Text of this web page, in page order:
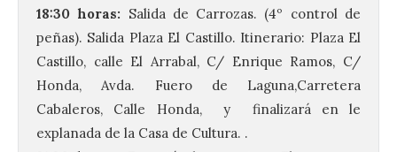
18:30 horas: Salida de Carrozas. (4º control de
peñas). Salida Plaza El Castillo. Itinerario: Plaza El
Castillo, calle El Arrabal, C/ Enrique Ramos, C/
Honda, Avda. Fuero de Laguna,Carretera
Cabaleros, Calle Honda, y finalizará en le
explanada de la Casa de Cultura. .